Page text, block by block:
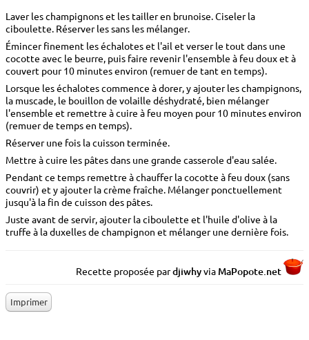
Laver les champignons et les tailler en brunoise. Ciseler la
ciboulette. Réserver les sans les mélanger.
Émincer finement les échalotes et l'ail et verser le tout dans une
cocotte avec le beurre, puis faire revenir l'ensemble à feu doux et à
couvert pour 10 minutes environ (remuer de tant en temps).
Lorsque les échalotes commence à dorer, y ajouter les champignons,
la muscade, le bouillon de volaille déshydraté, bien mélanger
l'ensemble et remettre à cuire à feu moyen pour 10 minutes environ
(remuer de temps en temps).
Réserver une fois la cuisson terminée.
Mettre à cuire les pâtes dans une grande casserole d'eau salée.
Pendant ce temps remettre à chauffer la cocotte à feu doux (sans
couvrir) et y ajouter la crème fraîche. Mélanger ponctuellement
jusqu'à la fin de cuisson des pâtes.
Juste avant de servir, ajouter la ciboulette et l'huile d'olive à la
truffe à la duxelles de champignon et mélanger une dernière fois.
Recette proposée pardjiwhyvia MaPopote.net
Imprimer